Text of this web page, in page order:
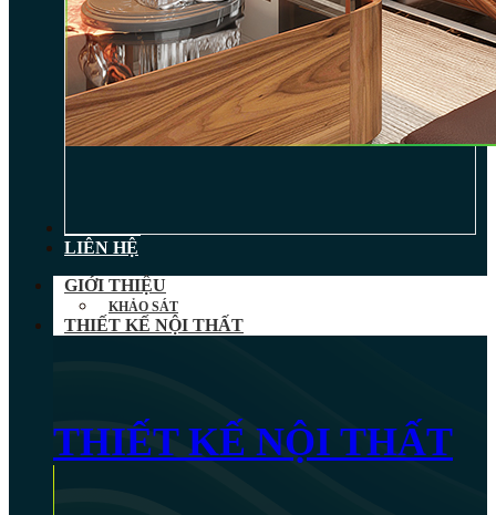
LIÊN HỆ
GIỚI THIỆU
KHẢO SÁT
THIẾT KẾ NỘI THẤT
THIẾT KẾ NỘI THẤT